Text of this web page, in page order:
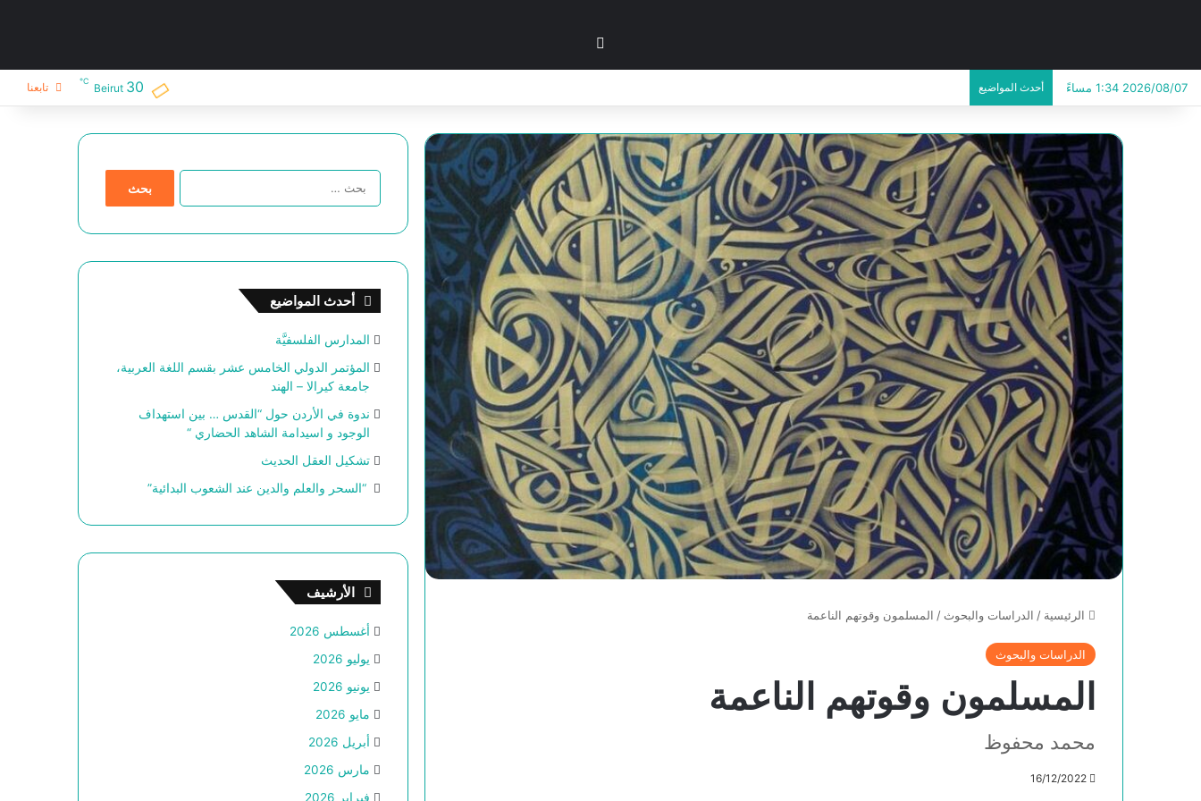
2026/08/07 1:34 مساءً أحدث المواضيع Beirut 30
℃ تابعنا
الرئيسية / الدراسات والبحوث / المسلمون وقوتهم الناعمة
الدراسات والبحوث
المسلمون وقوتهم الناعمة
محمد محفوظ
16/12/2022
ا
ح
أحدث المواضيع
المدارس الفلسفيَّة
المؤتمر الدولي الخامس عشر بقسم اللغة العربية،
جامعة كيرالا – الهند
ندوة في الأردن حول “القدس … بين استهداف
الوجود و اسيدامة الشاهد الحضاري “
تشكيل العقل الحديث
“السحر والعلم والدين عند الشعوب البدائية”
الأرشيف
أغسطس 2026
يوليو 2026
يونيو 2026
مايو 2026
أبريل 2026
مارس 2026
فبراير 2026